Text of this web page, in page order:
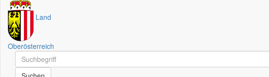
Land
Oberösterreich
Schnellsuche
Schnellsuche